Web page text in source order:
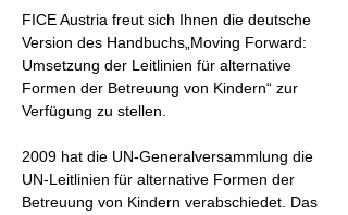
FICE Austria freut sich Ihnen die deutsche
Version des Handbuchs„Moving Forward:
Umsetzung der Leitlinien für alternative
Formen der Betreuung von Kindern“ zur
Verfügung zu stellen.
2009 hat die UN-Generalversammlung die
UN-Leitlinien für alternative Formen der
Betreuung von Kindern verabschiedet. Das